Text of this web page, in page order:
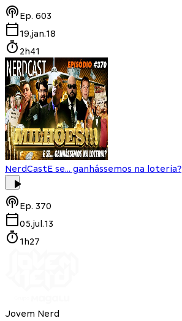
Ep. 603
19.jan.18
2h41
NerdCastE se... ganhássemos na loteria?
Ep. 370
05.jul.13
1h27
Jovem Nerd